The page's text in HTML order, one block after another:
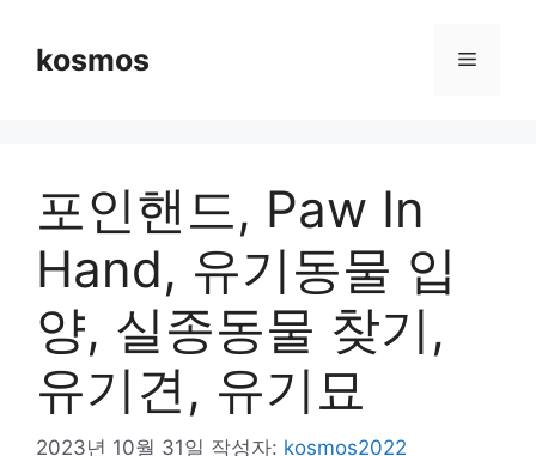
kosmos 메
포인핸드, Paw In
Hand, 유기동물 입
양, 실종동물 찾기,
유기견, 유기묘
2023년 10월 31일 작성자: kosmos2022